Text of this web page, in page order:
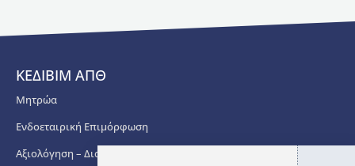
και με
ΚΕΔΙΒΙΜ ΑΠΘ
Μητρώα
Ενδοεταιρική Επιμόρφωση
Αξιολόγηση – Διασφάλιση Ποιότητας